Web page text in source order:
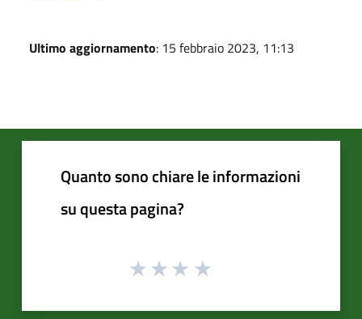
Ultimo aggiornamento: 15 febbraio 2023, 11:13
Quanto sono chiare le informazioni
su questa pagina?